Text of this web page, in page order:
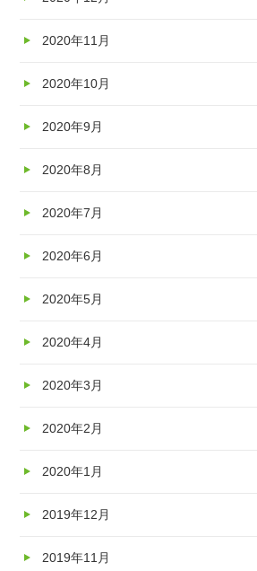
2020年11月
2020年10月
2020年9月
2020年8月
2020年7月
2020年6月
2020年5月
2020年4月
2020年3月
2020年2月
2020年1月
2019年12月
2019年11月